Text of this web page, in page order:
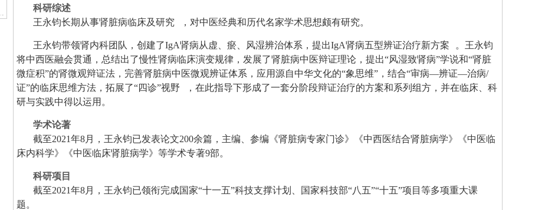
科研综述
王永钧长期从事肾脏病临床及研究
，对中医经典和历代名家学术思想颇有研究。
王永钧带领肾内科团队，创建了IgA肾病从虚、瘀、风湿辨治体系，提出IgA肾病五型辨证治疗新方案
。王永钧
将中西医融会贯通，总结出了慢性肾病临床演变规律，发展了肾脏病中医辩证理论，提出“风湿致肾病”学说和“肾脏
微症积”的肾微观辩证法，完善肾脏病中医微观辨证体系，应用源自中华文化的“象思维”，结合“审病—辨证—治病/
证”的临床思维方法，拓展了“四诊”视野
，在此指导下形成了一套分阶段辩证治疗的方案和系列组方，并在临床、科
研与实践中得以运用。
学术论著
截至2021年8月，王永钧已发表论文200余篇，主编、参编《肾脏病专家门诊》《中西医结合肾脏病学》《中医临
床内科学》《中医临床肾脏病学》等学术专著9部。
科研项目
截至2021年8月，王永钧已领衔完成国家“十一五”科技支撑计划、国家科技部“八五”“十五”项目等多项重大课
题。